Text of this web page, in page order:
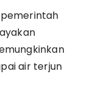
air terjun